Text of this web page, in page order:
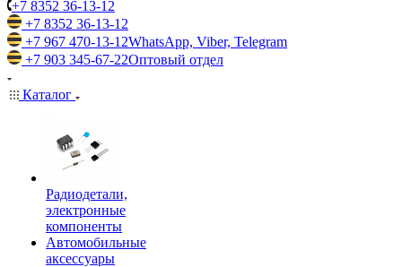
+7 8352 36-13-12
+7 8352 36-13-12
+7 967 470-13-12WhatsApp, Viber, Telegram
+7 903 345-67-22Оптовый отдел
Каталог
Радиодетали,
электронные
компоненты
Автомобильные
аксессуары